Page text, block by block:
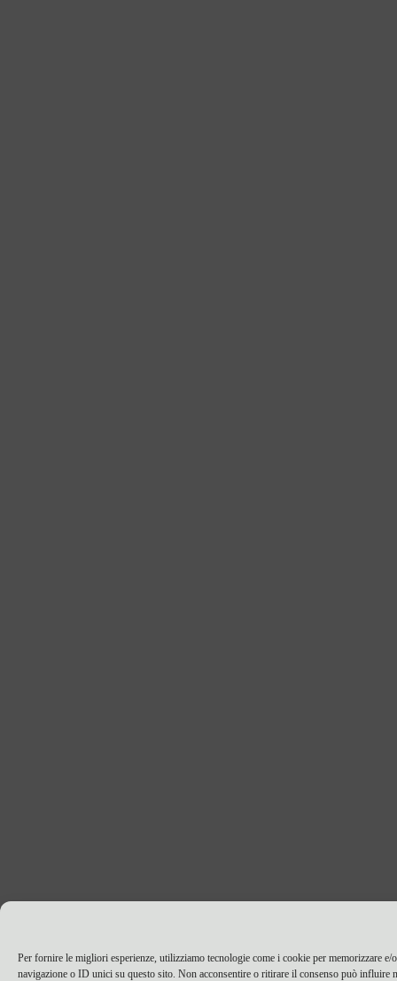
Per fornire le migliori esperienze, utilizziamo tecnologie come i cookie per memorizzare
navigazione o ID unici su questo sito. Non acconsentire o ritirare il consenso può influire